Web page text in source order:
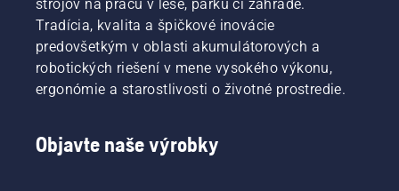
strojov na prácu v lese, parku či záhrade.
Tradícia, kvalita a špičkové inovácie
predovšetkým v oblasti akumulátorových a
robotických riešení v mene vysokého výkonu,
ergonómie a starostlivosti o životné prostredie.
Objavte naše výrobky